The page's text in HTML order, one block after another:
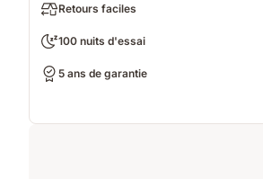
Retours faciles
100 nuits d'essai
5 ans de garantie